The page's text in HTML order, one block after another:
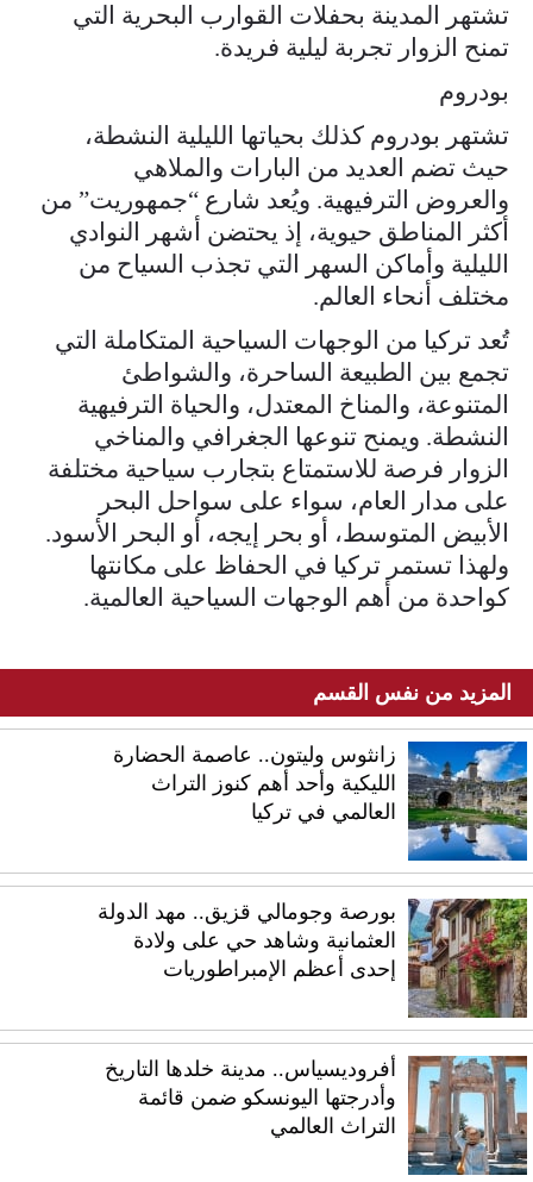
تشتهر المدينة بحفلات القوارب البحرية التي
تمنح الزوار تجربة ليلية فريدة.
بودروم
تشتهر بودروم كذلك بحياتها الليلية النشطة،
حيث تضم العديد من البارات والملاهي
والعروض الترفيهية. ويُعد شارع “جمهوريت” من
أكثر المناطق حيوية، إذ يحتضن أشهر النوادي
الليلية وأماكن السهر التي تجذب السياح من
مختلف أنحاء العالم.
تُعد تركيا من الوجهات السياحية المتكاملة التي
تجمع بين الطبيعة الساحرة، والشواطئ
المتنوعة، والمناخ المعتدل، والحياة الترفيهية
النشطة. ويمنح تنوعها الجغرافي والمناخي
الزوار فرصة للاستمتاع بتجارب سياحية مختلفة
على مدار العام، سواء على سواحل البحر
الأبيض المتوسط، أو بحر إيجه، أو البحر الأسود.
ولهذا تستمر تركيا في الحفاظ على مكانتها
كواحدة من أهم الوجهات السياحية العالمية.
المزيد من نفس القسم
زانثوس وليتون.. عاصمة الحضارة
الليكية وأحد أهم كنوز التراث
العالمي في تركيا
بورصة وجومالي قزيق.. مهد الدولة
العثمانية وشاهد حي على ولادة
إحدى أعظم الإمبراطوريات
أفروديسياس.. مدينة خلدها التاريخ
وأدرجتها اليونسكو ضمن قائمة
التراث العالمي